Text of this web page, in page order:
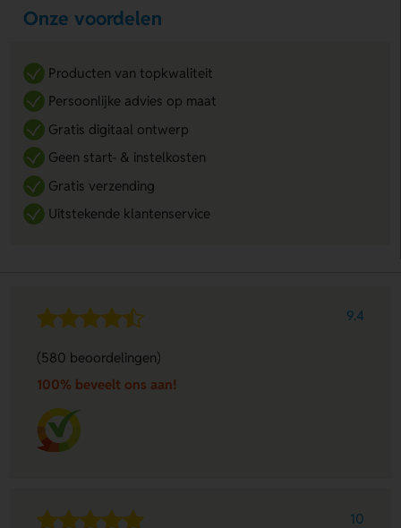
Onze voordelen
Producten van topkwaliteit
Persoonlijke advies op maat
Gratis digitaal ontwerp
Geen start- & instelkosten
Gratis verzending
Uitstekende klantenservice
9.4
(580 beoordelingen)
100% beveelt ons aan!
10